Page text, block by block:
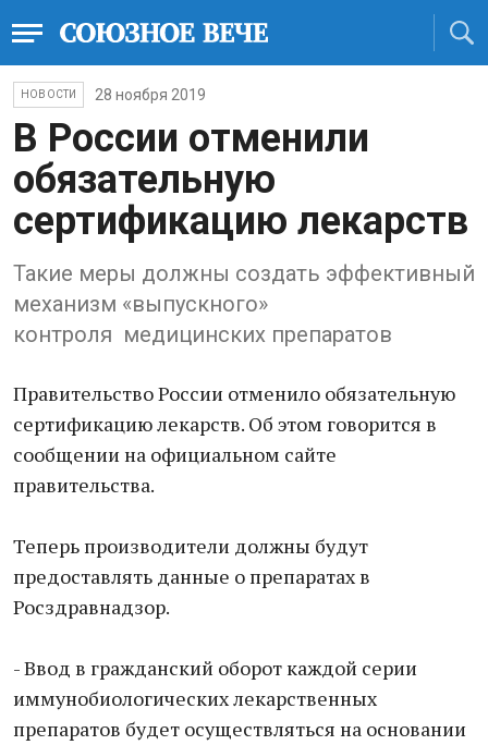
НОВОСТИ 28 ноября 2019
В России отменили
обязательную
сертификацию лекарств
Такие меры должны создать эффективный
механизм «выпускного»
контроля медицинских препаратов
Правительство России отменило обязательную
сертификацию лекарств. Об этом говорится в
сообщении на официальном сайте
правительства.
Теперь производители должны будут
предоставлять данные о препаратах в
Росздравнадзор.
- Ввод в гражданский оборот каждой серии
иммунобиологических лекарственных
препаратов будет осуществляться на основании